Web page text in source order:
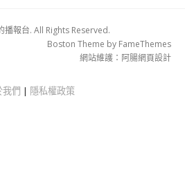
報台. All Rights Reserved.
Boston Theme by FameThemes
網站維護： 阿腸網頁設計
我們 | 隱私權政策